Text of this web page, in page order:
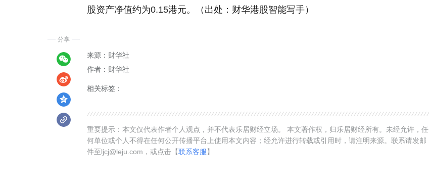
股资产净值约为0.15港元。（出处：财华港股智能写手）
来源：财华社
作者：财华社
相关标签：
重要提示：本文仅代表作者个人观点，并不代表乐居财经立场。 本文著作权，归乐居财经所有。未经允许，任
何单位或个人不得在任何公开传播平台上使用本文内容；经允许进行转载或引用时，请注明来源。联系请发邮
件至ljcj@leju.com，或点击【联系客服】
分享